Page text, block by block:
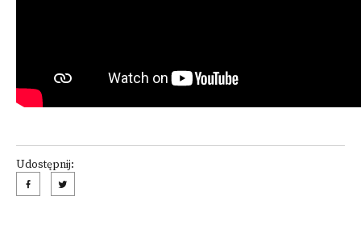
Udostępnij: